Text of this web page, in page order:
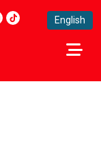
English